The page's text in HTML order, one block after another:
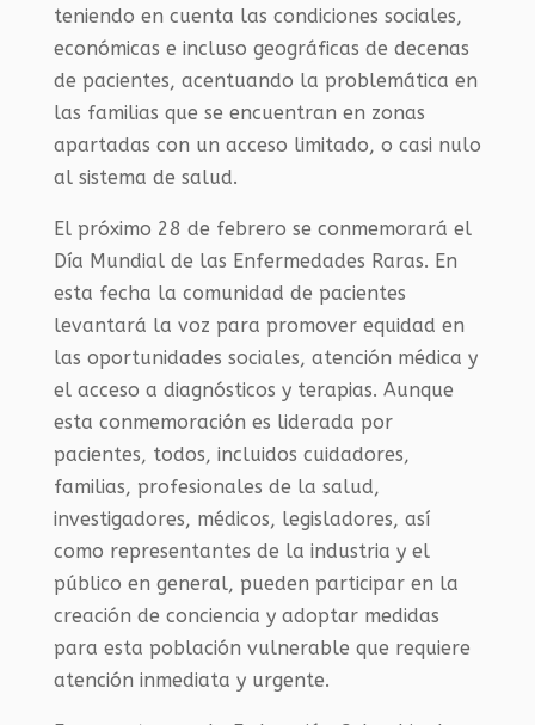
teniendo en cuenta las condiciones sociales,
económicas e incluso geográficas de decenas
de pacientes, acentuando la problemática en
las familias que se encuentran en zonas
apartadas con un acceso limitado, o casi nulo
al sistema de salud.
El próximo 28 de febrero se conmemorará el
Día Mundial de las Enfermedades Raras. En
esta fecha la comunidad de pacientes
levantará la voz para promover equidad en
las oportunidades sociales, atención médica y
el acceso a diagnósticos y terapias. Aunque
esta conmemoración es liderada por
pacientes, todos, incluidos cuidadores,
familias, profesionales de la salud,
investigadores, médicos, legisladores, así
como representantes de la industria y el
público en general, pueden participar en la
creación de conciencia y adoptar medidas
para esta población vulnerable que requiere
atención inmediata y urgente.